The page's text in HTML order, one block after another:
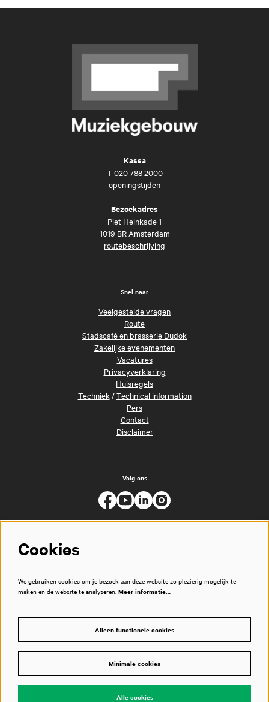
Kassa
T 020 788 2000
openingstijden
Bezoekadres
Piet Heinkade 1
1019 BR Amsterdam
routebeschrijving
Snel naar
Veelgestelde vragen
Route
Stadscafé en brasserie Dudok
Zakelijke evenementen
Vacatures
Privacyverklaring
Huisregels
Techniek/Technical information
Pers
Contact
Disclaimer
Volg ons
Cookies
We gebruiken cookies om je bezoek aan deze website zo plezierig mogelijk te
maken en de website te analyseren. Meer informatie…
Alleen functionele cookies
Minimale cookies
Alle cookies